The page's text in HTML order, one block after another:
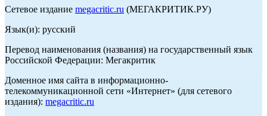
Сетевое издание megacritic.ru (МЕГАКРИТИК.РУ)
Язык(и): русский
Перевод наименования (названия) на государственный язык
Российской Федерации: Мегакритик
Доменное имя сайта в информационно-
телекоммуникационной сети «Интернет» (для сетевого
издания): megacritic.ru